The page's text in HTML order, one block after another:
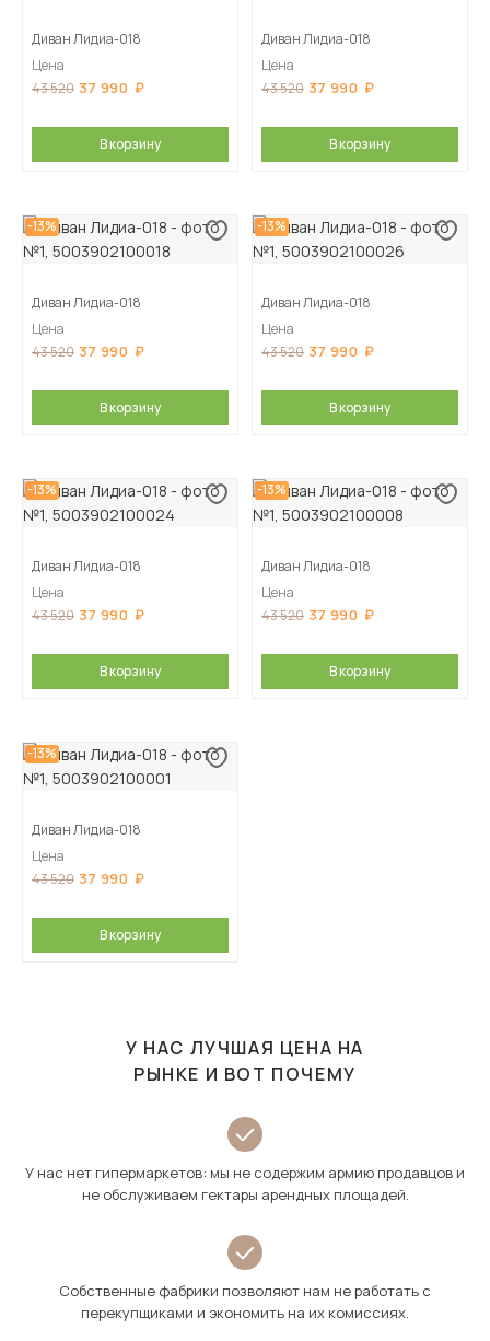
Диван Лидиа-018
Цена
43 520 37 990
В корзину
Диван Лидиа-018
Цена
43 520 37 990
В корзину
-13%
Диван Лидиа-018
Цена
43 520 37 990
В корзину
-13%
Диван Лидиа-018
Цена
43 520 37 990
В корзину
-13%
Диван Лидиа-018
Цена
43 520 37 990
В корзину
-13%
Диван Лидиа-018
Цена
43 520 37 990
В корзину
-13%
Диван Лидиа-018
Цена
43 520 37 990
В корзину
У НАС ЛУЧШАЯ ЦЕНА НА
РЫНКЕ И ВОТ ПОЧЕМУ
У нас нет гипермаркетов: мы не содержим армию продавцов и
не обслуживаем гектары арендных площадей.
Собственные фабрики позволяют нам не работать с
перекупщиками и экономить на их комиссиях.